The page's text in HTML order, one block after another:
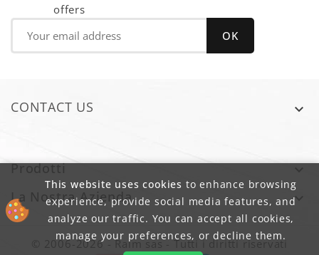
offers
CONTACT US 
Prodotti
La Nostra Azienda

This website uses cookies to enhance browsing
experience, provide social media features, and
analyze our traffic. You can accept all cookies,
manage your preferences, or decline them.
© 2006-2026 - Raim sas - Tutti i diritti riservati